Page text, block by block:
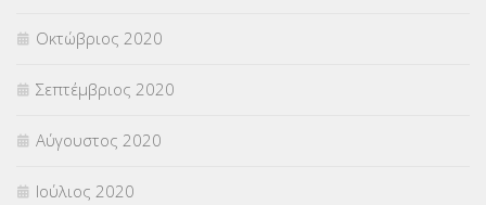
Οκτώβριος 2020
Σεπτέμβριος 2020
Αύγουστος 2020
Ιούλιος 2020